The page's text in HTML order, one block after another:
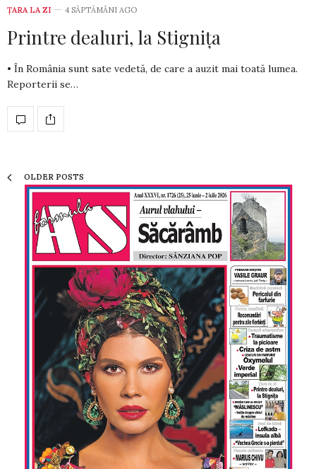
ȚARA LA ZI 4 SĂPTĂMÂNI AGO
Printre dealuri, la Stignița
• În România sunt sate vedetă, de care a auzit mai toată lumea.
Reporterii se…
OLDER POSTS